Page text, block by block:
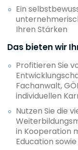
Ein
Ihren Stärken
Das bieten wir
Profitieren Sie
Fachanwalt,
individuellen
Nutzen Sie die
in Kooperation
Education